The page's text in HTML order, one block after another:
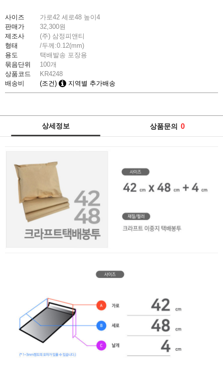
사이즈 가로42 세로48 높이4
판매가
32,300원
제조사
(주) 삼정피앤티
형태
/두께:0.12(mm)
용도
택배발송 포장용
묶음단위
100개
상품코드
KR4248
배송비
(조건) 지역별 추가배송
상세정보 상품문의 0